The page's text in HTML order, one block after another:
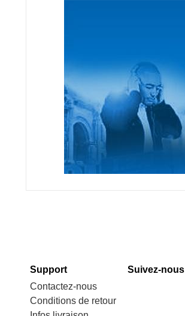
Support
Contactez-nous
Conditions de retour
Suivez-nous